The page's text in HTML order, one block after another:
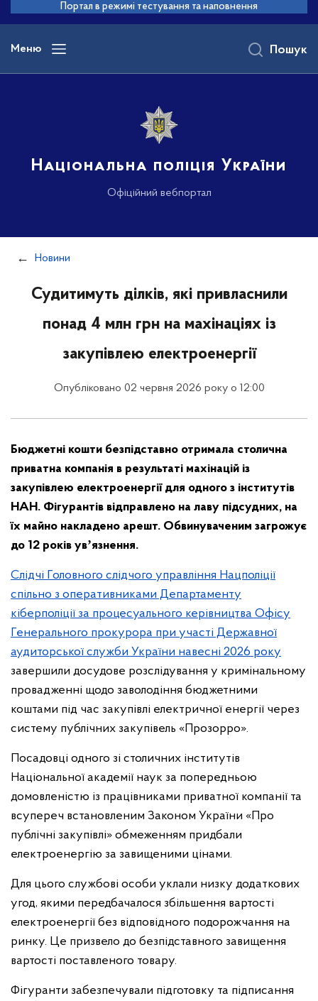
основного
вмісту
Портал в режимі тестування та наповнення
Меню
Національна поліція України
Офіційний вебпортал
Пошук
Новини
Судитимуть ділків, які привласнили
понад 4 млн грн на махінаціях із
закупівлею електроенергії
Опубліковано 02 червня 2026 року о 12:00
Бюджетні кошти безпідставно отримала столична
приватна компанія в результаті махінацій із
закупівлею електроенергії для одного з інститутів
НАН. Фігурантів відправлено на лаву підсудних, на
їх майно накладено арешт. Обвинуваченим загрожує
до 12 років увʼязнення.
Слідчі Головного слідчого управління Нацполіції
спільно з оперативниками Департаменту
кіберполіції за процесуального керівництва Офісу
Генерального прокурора при участі Державної
аудиторської служби України навесні 2026 року
завершили досудове розслідування у кримінальному
провадженні щодо заволодіння бюджетними
коштами під час закупівлі електричної енергії через
систему публічних закупівель «Прозорро».
Посадовці одного зі столичних інститутів
Національної академії наук за попередньою
домовленістю із працівниками приватної компанії та
всупереч встановленим Законом України «Про
публічні закупівлі» обмеженням придбали
електроенергію за завищеними цінами.
Для цього службові особи уклали низку додаткових
угод, якими передбачалося збільшення вартості
електроенергії без відповідного подорожчання на
ринку. Це призвело до безпідставного завищення
вартості поставленого товару.
Фігуранти забезпечували підготовку та підписання